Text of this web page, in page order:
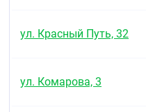
ул. Красный Путь, 32
ул. Комарова, 3